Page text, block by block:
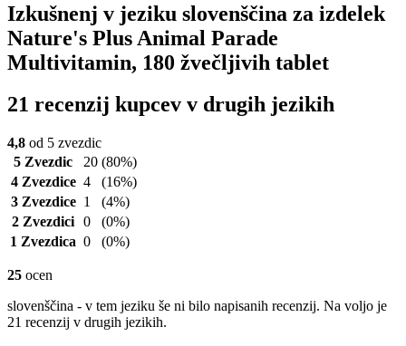
Izkušnenj v jeziku slovenščina za izdelek
Nature's Plus Animal Parade
Multivitamin, 180 žvečljivih tablet
21 recenzij kupcev v drugih jezikih
4,8 od 5 zvezdic
5 Zvezdic
20 (80%)
4 Zvezdice 4
(16%)
3 Zvezdice 1
(4%)
2 Zvezdici 0
(0%)
1 Zvezdica 0 (0%)
25 ocen
slovenščina - v tem jeziku še ni bilo napisanih recenzij. Na voljo je
21 recenzij v drugih jezikih.